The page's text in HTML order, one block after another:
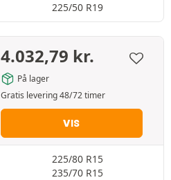
225/50 R19
4.032,79 kr.
På lager
Gratis levering 48/72 timer
VIS
225/80 R15
235/70 R15